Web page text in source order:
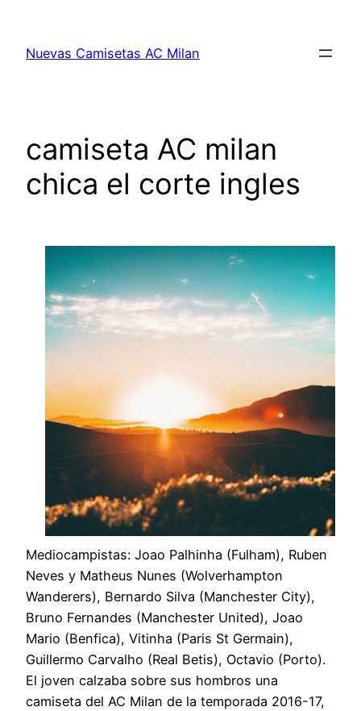
contenido
Nuevas Camisetas AC Milan
camiseta AC milan
chica el corte ingles
Mediocampistas: Joao Palhinha (Fulham), Ruben
Neves y Matheus Nunes (Wolverhampton
Wanderers), Bernardo Silva (Manchester City),
Bruno Fernandes (Manchester United), Joao
Mario (Benfica), Vitinha (Paris St Germain),
Guillermo Carvalho (Real Betis), Octavio (Porto).
El joven calzaba sobre sus hombros una
camiseta del AC Milan de la temporada 2016-17,